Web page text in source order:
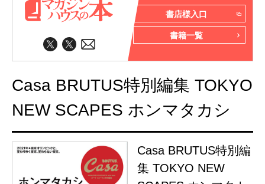
書店様入口
書籍一覧
Casa BRUTUS特別編集 TOKYO
NEW SCAPES ホンマタカシ
Casa BRUTUS特別編
集 TOKYO NEW